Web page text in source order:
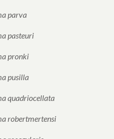
parva
pasteuri
pronki
pusilla
quadriocellata
robertmertensi